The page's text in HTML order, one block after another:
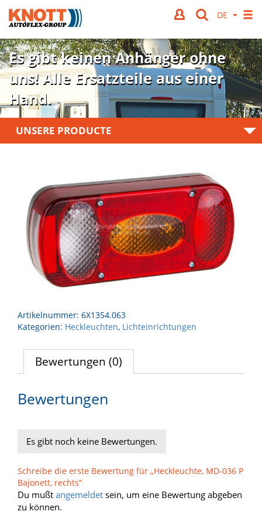
Es gibt keinen Anhänger ohne
uns!Alle Ersatzteile aus einer
Hand.
UNSERE PRODUCTE
Artikelnummer: 6X1354.063
Kategorien: Heckleuchten, Lichteinrichtungen
Bewertungen (0)
Bewertungen
Es gibt noch keine Bewertungen.
Schreibe die erste Bewertung für „Heckleuchte, MD-036 P
Bajonett, rechts“
Du mußt angemeldet sein, um eine Bewertung abgeben
zu können.